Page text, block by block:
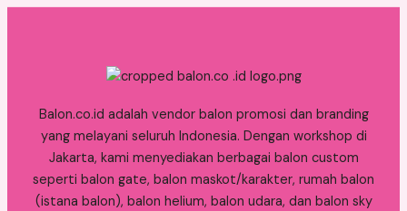
Balon.co.id adalah vendor balon promosi dan branding
yang melayani seluruh Indonesia. Dengan workshop di
Jakarta, kami menyediakan berbagai balon custom
seperti balon gate, balon maskot/karakter, rumah balon
(istana balon), balon helium, balon udara, dan balon sky